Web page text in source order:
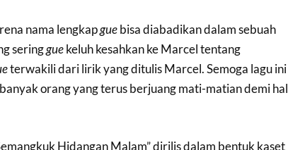
nama lengkapguebisa diabadikan dalam sebuah
seringguekeluh kesahkan ke Marcel tentang
terwakili dari lirik yang ditulis Marcel. Semoga lagu ini
orang yang terus berjuang mati-matian demi hal
Hidangan Malam” dirilis dalam bentuk kaset